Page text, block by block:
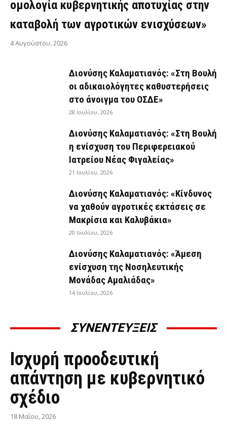
ομολογία κυβερνητικής αποτυχίας στην
καταβολή των αγροτικών ενισχύσεων»
4 Αυγούστου, 2026
Διονύσης Καλαματιανός: «Στη Βουλή
οι αδικαιολόγητες καθυστερήσεις
στο άνοιγμα του ΟΣΔΕ»
28 Ιουλίου, 2026
Διονύσης Καλαματιανός: «Στη Βουλή
η ενίσχυση του Περιφερειακού
Ιατρείου Νέας Φιγαλείας»
21 Ιουλίου, 2026
Διονύσης Καλαματιανός: «Κίνδυνος
να χαθούν αγροτικές εκτάσεις σε
Μακρίσια και Καλυβάκια»
20 Ιουλίου, 2026
Διονύσης Καλαματιανός: «Άμεση
ενίσχυση της Νοσηλευτικής
Μονάδας Αμαλιάδας»
14 Ιουλίου, 2026
ΣΥΝΕΝΤΕΥΞΕΙΣ
ΣΥΝΕΝΤΕΎΞΕΙΣ
Ισχυρή προοδευτική
απάντηση με κυβερνητικό
σχέδιο
18 Μαΐου, 2026